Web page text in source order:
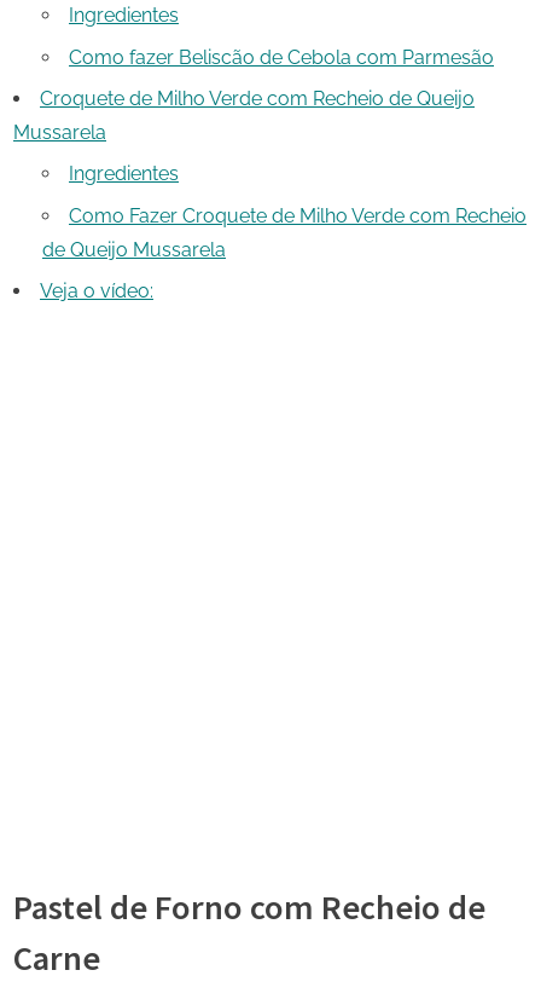
Ingredientes
Como fazer Beliscão de Cebola com Parmesão
Croquete de Milho Verde com Recheio de Queijo
Mussarela
Ingredientes
Como Fazer Croquete de Milho Verde com Recheio
de Queijo Mussarela
Veja o vídeo:
Pastel de Forno com Recheio de
Carne